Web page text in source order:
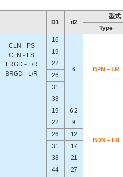
D1 d2
型式
Type
CLN－PS
CLN－FS
LRGD－L/R
BRGD－L/R
16
6 BPN－LR
19
22
26
31
38
19 6.2
BDN－LR
22
9
26
12
31
17
38
21
44
27